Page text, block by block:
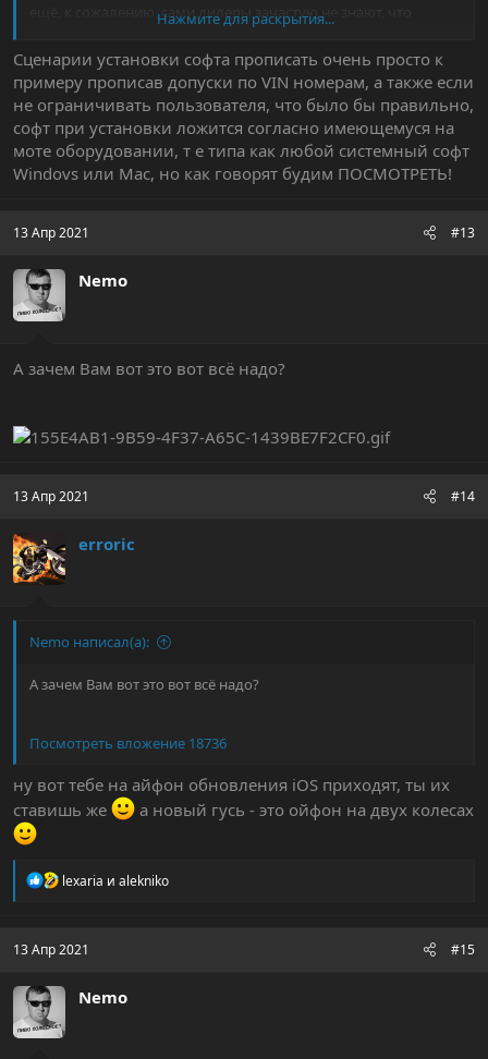
ещё, к сожалению, сами дилеры зачастую не знают, что
появляется в новых прошивках, BMW не публикует changelog,
основной подход у дилеров - "работает - не трогай (не
обновляй)"
Нажмите для раскрытия...
Сценарии установки софта прописать очень просто к
примеру прописав допуски по VIN номерам, а также если
не ограничивать пользователя, что было бы правильно,
софт при установки ложится согласно имеющемуся на
моте оборудовании, т е типа как любой системный софт
Windovs или Mac, но как говорят будим ПОСМОТРЕТЬ!
13 Апр 2021 #13
Nemo
А зачем Вам вот это вот всё надо?
13 Апр 2021 #14
erroric
Nemo написал(а):
А зачем Вам вот это вот всё надо?
Посмотреть вложение 18736
ну вот тебе на айфон обновления iOS приходят, ты их
ставишь же
а новый гусь - это ойфон на двух колесах
Р
ц
и
lexaria и alekniko
13 Апр 2021 #15
Nemo